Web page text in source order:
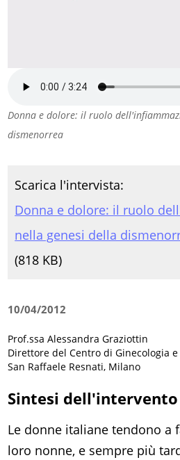
Donna e dolore: il ruolo
dismenorrea
Scarica l'intervista:
Donna e dolore: il ruolo
nella genesi della
(818 KB)
10/04/2012
Prof.ssa Alessandra Graziottin
Direttore del Centro di Ginecologia e
San Raffaele Resnati, Milano
Sintesi
Le donne italiane tendono a
loro nonne, e sempre più